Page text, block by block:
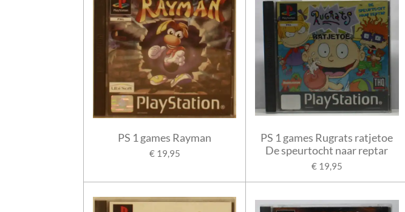
PS 1 games Rayman
€ 19,95
PS 1 games Rugrats ratjetoe
De speurtocht naar reptar
€ 19,95